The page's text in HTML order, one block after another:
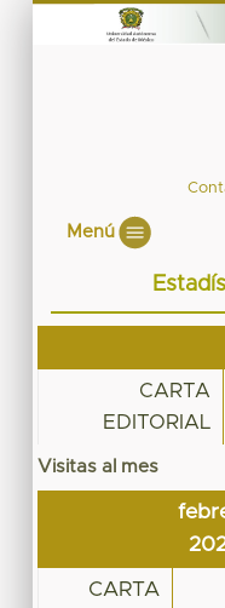
Menú
CARTA
EDITORIAL
Visitas al mes
CARTA